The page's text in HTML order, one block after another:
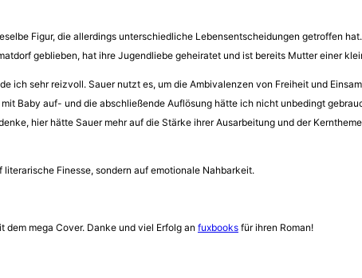
Figur, die allerdings unterschiedliche Lebensentscheidungen getroffen
geblieben, hat ihre Jugendliebe geheiratet und ist bereits Mutter einer
ich sehr reizvoll. Sauer nutzt es, um die Ambivalenzen von Freiheit und
Baby auf- und die abschließende Auflösung hätte ich nicht unbedingt
hier hätte Sauer mehr auf die Stärke ihrer Ausarbeitung und der
Finesse, sondern auf emotionale Nahbarkeit.
dem mega Cover. Danke und viel Erfolg an fuxbooks für ihren Roman!